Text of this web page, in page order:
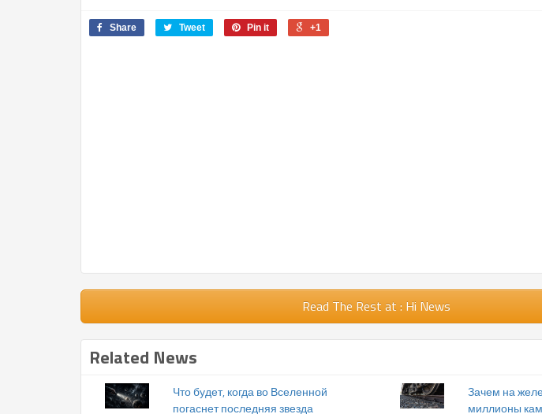
Share Tweet Pin it +1
Read The Rest at : Hi News
Related News
Что будет, когда во Вселенной
погаснет последняя звезда
Зачем на
миллионы